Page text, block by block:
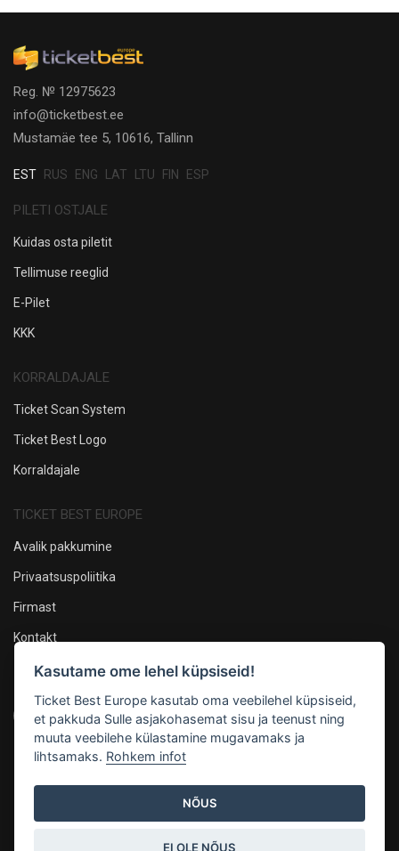
Reg. № 12975623
info@ticketbest.ee
Mustamäe tee 5, 10616, Tallinn
EST RUS ENG LAT LTU FIN ESP
PILETI OSTJALE
Kuidas osta piletit
Tellimuse reeglid
E-Pilet
KKK
KORRALDAJALE
Ticket Scan System
Ticket Best Logo
Korraldajale
TICKET BEST EUROPE
Avalik pakkumine
Privaatsuspoliitika
Firmast
Kontakt
Oleme sotsiaalmeedias
Maksevõimalused
Kasutame ome lehel küpsiseid!
Ticket Best Europe kasutab oma veebilehel küpsiseid,
et pakkuda Sulle asjakohasemat sisu ja teenust ning
muuta veebilehe külastamine mugavamaks ja
lihtsamaks. Rohkem infot
NÕUS
EI OLE NÕUS